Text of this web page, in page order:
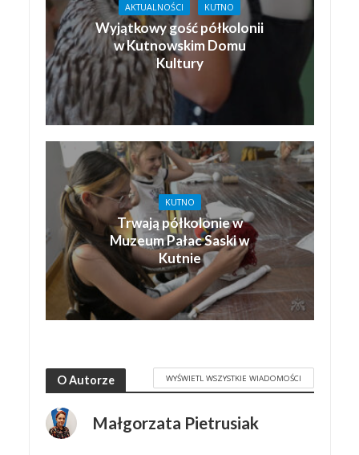
AKTUALNOŚCI KUTNO
Wyjątkowy gość półkolonii
w Kutnowskim Domu
Kultury
KUTNO
Trwają półkolonie w
Muzeum Pałac Saski w
Kutnie
O Autorze WYŚWIETL WSZYSTKIE WIADOMOŚCI
Małgorzata Pietrusiak